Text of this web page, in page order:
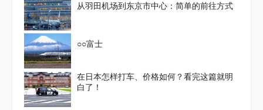
从羽田机场到东京市中心：简单的前往方式
○○富士
在日本怎样打车、价格如何？看完这篇就明
白了！